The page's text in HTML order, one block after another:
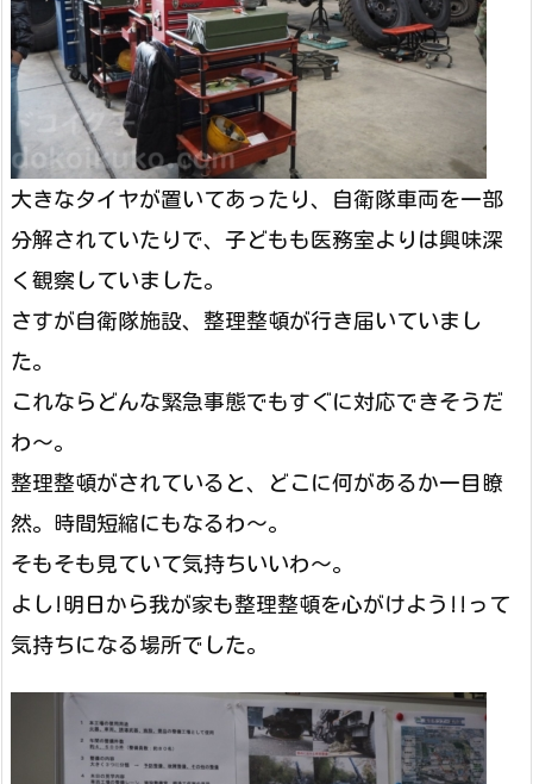
大きなタイヤが置いてあったり、自衛隊車両を一部
分解されていたりで、子どもも医務室よりは興味深
く観察していました。
さすが自衛隊施設、整理整頓が行き届いていまし
た。
これならどんな緊急事態でもすぐに対応できそうだ
わ～。
整理整頓がされていると、どこに何があるか一目瞭
然。時間短縮にもなるわ～。
そもそも見ていて気持ちいいわ～。
よし!明日から我が家も整理整頓を心がけよう!!って
気持ちになる場所でした。